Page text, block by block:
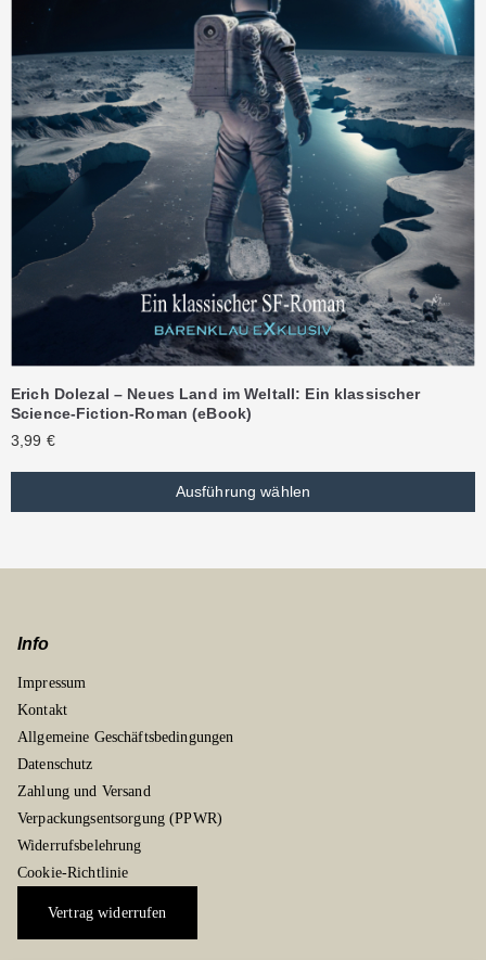
Erich Dolezal – Neues Land im Weltall: Ein klassischer
Science-Fiction-Roman (eBook)
3,99 €
Ausführung wählen
Info
Impressum
Kontakt
Allgemeine Geschäftsbedingungen
Datenschutz
Zahlung und Versand
Verpackungsentsorgung (PPWR)
Widerrufsbelehrung
Cookie-Richtlinie
Vertrag widerrufen